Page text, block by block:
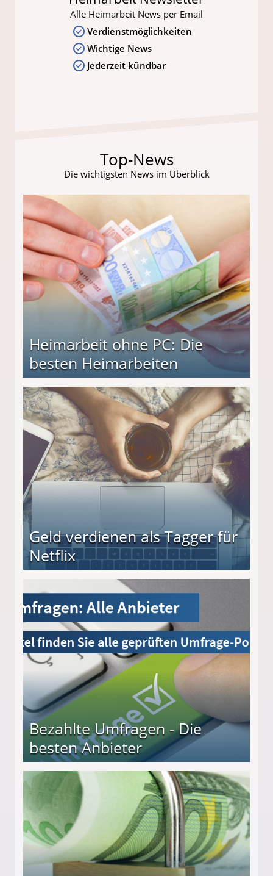
Alle Heimarbeit News per Email
Verdienstmöglichkeiten
Wichtige News
Jederzeit kündbar
Top-News
Die wichtigsten News im Überblick
Heimarbeit ohne PC: Die
besten Heimarbeiten
Geld verdienen als Tagger für
Netflix
Bezahlte Umfragen - Die
besten Anbieter